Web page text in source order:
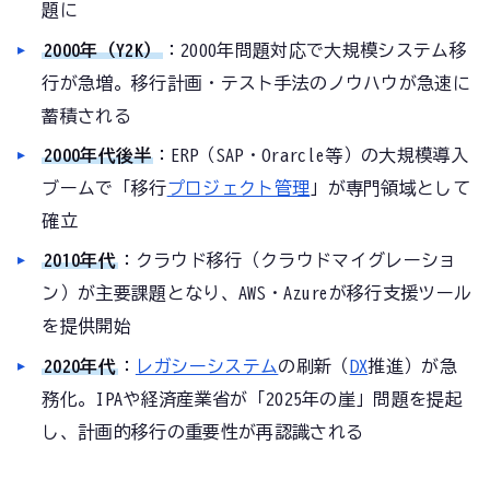
題に
2000年（Y2K）：2000年問題対応で大規模システム移
行が急増。移行計画・テスト手法のノウハウが急速に
蓄積される
2000年代後半 ：ERP（SAP・Orarcle等）の大規模導入
ブームで「移行プロジェクト管理 」が専門領域として
確立
2010年代：クラウド移行（クラウドマイグレーショ
ン）が主要課題となり、AWS・Azureが移行支援ツール
を提供開始
2020年代： レガシーシステムの刷新（ DX推進）が急
務化。IPAや経済産業省が「2025年の崖」問題を提起
し、計画的移行の重要性が再認識される